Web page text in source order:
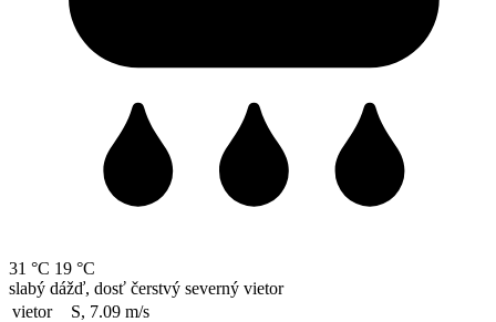
31 °C 19 °C
slabý dážď, dosť čerstvý severný vietor
vietor
S, 7.09 m/s